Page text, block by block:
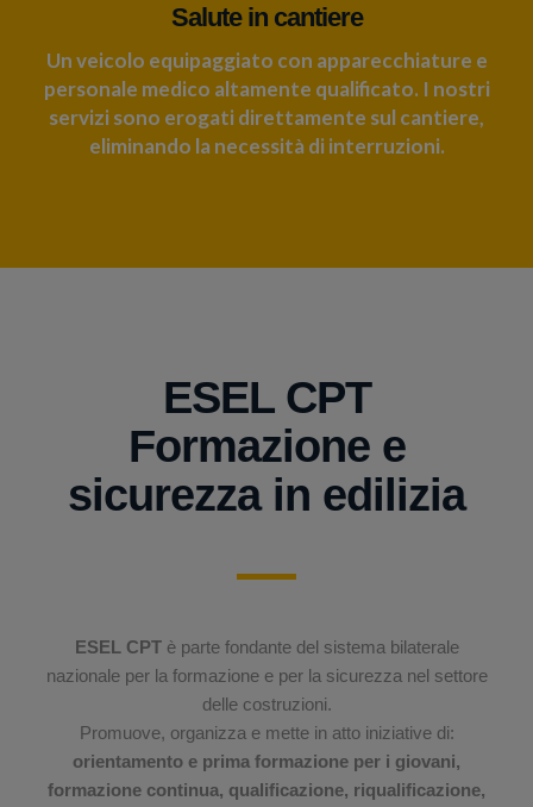
Salute in cantiere
Un veicolo equipaggiato con apparecchiature e
personale medico altamente qualificato. I nostri
servizi sono erogati direttamente sul cantiere,
eliminando la necessità di interruzioni.
ESEL CPT
Formazione e
sicurezza in edilizia
ESEL CPTè parte fondante del sistema bilaterale
nazionale per la formazione e per la sicurezza nel settore
delle costruzioni.
Promuove, organizza e mette in atto iniziative di:
orientamento e prima formazione per i giovani,
formazione continua, qualificazione, riqualificazione,